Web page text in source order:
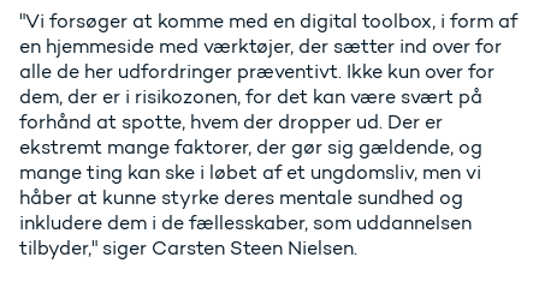
"Vi forsøger at komme med en digital toolbox, i form af
en hjemmeside med værktøjer, der sætter ind over for
alle de her udfordringer præventivt. Ikke kun over for
dem, der er i risikozonen, for det kan være svært på
forhånd at spotte, hvem der dropper ud. Der er
ekstremt mange faktorer, der gør sig gældende, og
mange ting kan ske i løbet af et ungdomsliv, men vi
håber at kunne styrke deres mentale sundhed og
inkludere dem i de fællesskaber, som uddannelsen
tilbyder," siger Carsten Steen Nielsen.